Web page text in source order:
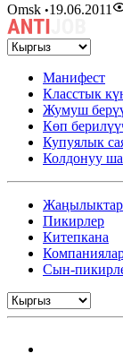
Omsk •19.06.2011
Манифест
Класстык
Жумуш
Көп
Купуялык
Колдонуу
Жаңылыктар
Пикирлер
Китепкана
Сын-